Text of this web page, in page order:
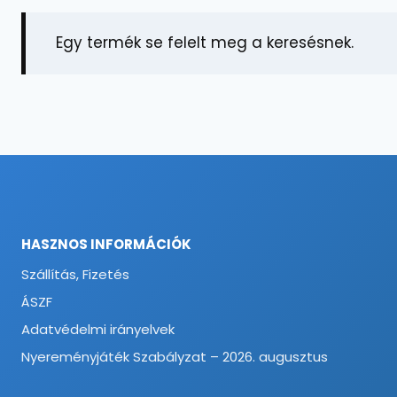
Egy termék se felelt meg a keresésnek.
HASZNOS INFORMÁCIÓK
Szállítás, Fizetés
ÁSZF
Adatvédelmi irányelvek
Nyereményjáték Szabályzat – 2026. augusztus